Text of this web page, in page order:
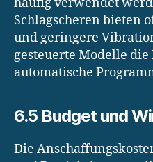
Schlagscheren bieten
und geringere
gesteuerte Modelle
automatische
6.5 Budget und
Die